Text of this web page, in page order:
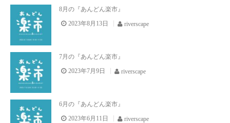
ショップ情報
イベント情報
アクセス
お問い合わせ
8月の『あんどん楽市』
2023年8月13日
riverscape
7月の『あんどん楽市』
2023年7月9日
riverscape
6月の『あんどん楽市』
2023年6月11日
riverscape